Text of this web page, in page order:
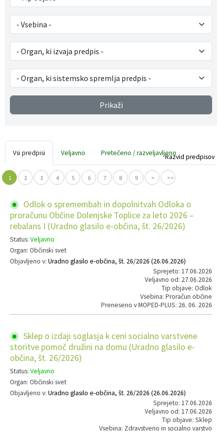
Prikaži
Vsi predpisi Veljavno Pretečeno / razveljavljenoRazvid predpisov
1 2 3 4 5 6 7 8 9 > >>
Odlok o spremembah in dopolnitvah Odloka o
proračunu Občine Dolenjske Toplice za leto 2026 –
rebalans I (Uradno glasilo e-občina, št. 26/2026)
Status: Veljavno
Organ: Občinski svet
Objavljeno v: Uradno glasilo e-občina, št. 26/2026 (26.06.2026)
Sprejeto: 17.06.2026
Veljavno od: 27.06.2026
Tip objave: Odlok
Vsebina: Proračun občine
Preneseno v MOPED-PLUS: 26. 06. 2026
Sklep o izdaji soglasja k ceni socialno varstvene
storitve pomoč družini na domu (Uradno glasilo e-
občina, št. 26/2026)
Status: Veljavno
Organ: Občinski svet
Objavljeno v: Uradno glasilo e-občina, št. 26/2026 (26.06.2026)
Sprejeto: 17.06.2026
Veljavno od: 17.06.2026
Tip objave: Sklep
Vsebina: Zdravstveno in socialno varstvo
Gospodarstvo
Katalog informacij javnega značaja
Fotogalerija
Skupne službe
Predpisi in odloki
Lokalne volitve
Prostorski akti
Folklorna skupina DPŽ Dolenjske Toplice